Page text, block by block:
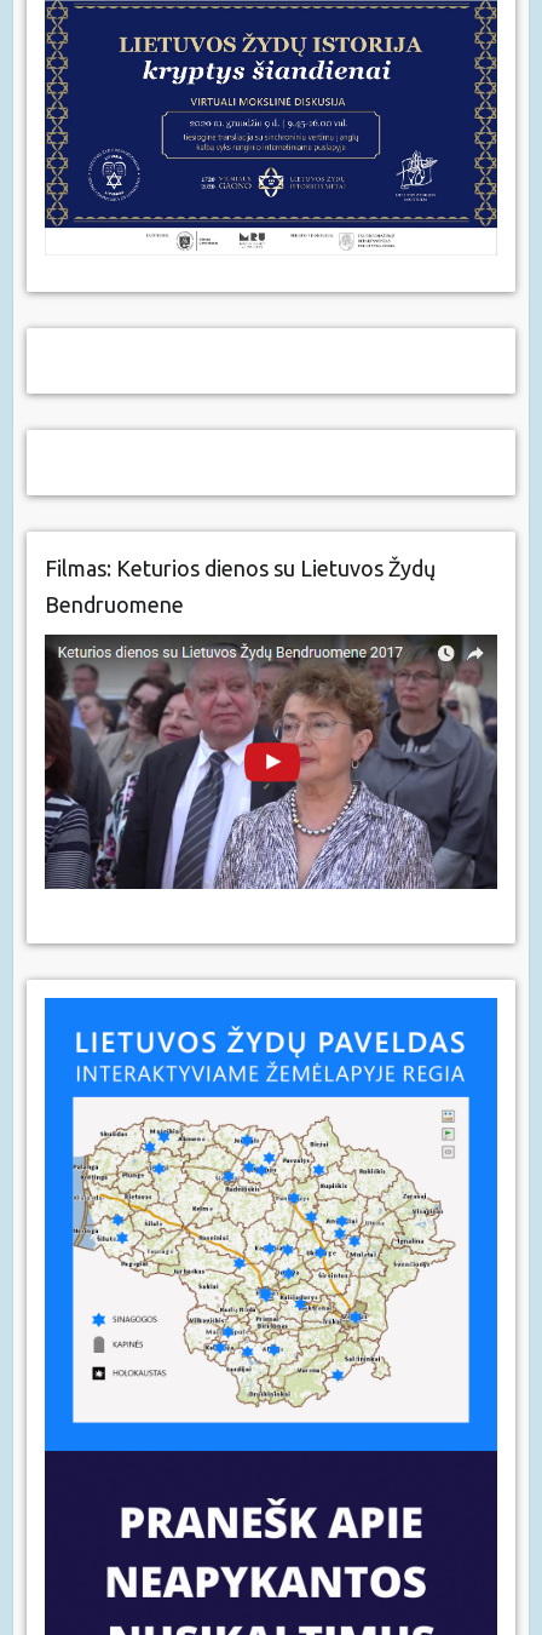
Filmas: Keturios dienos su Lietuvos Žydų
Bendruomene